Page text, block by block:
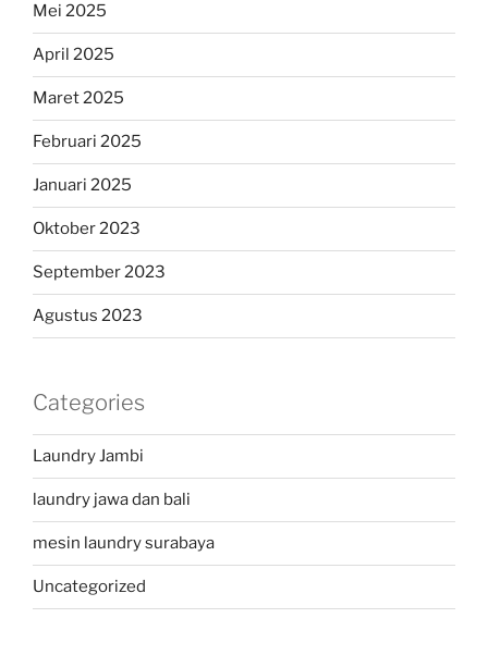
Mei 2025
April 2025
Maret 2025
Februari 2025
Januari 2025
Oktober 2023
September 2023
Agustus 2023
Categories
Laundry Jambi
laundry jawa dan bali
mesin laundry surabaya
Uncategorized